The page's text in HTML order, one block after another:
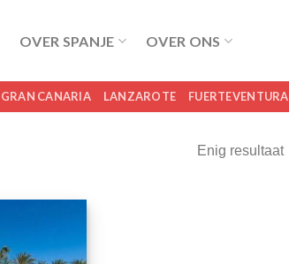
OVER SPANJE OVER ONS
GRAN CANARIA LANZAROTE FUERTEVENTURA
Enig resultaat